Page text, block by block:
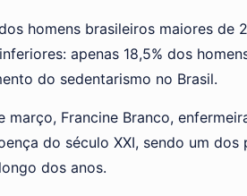
homens brasileiros maiores de
apenas 18,5% dos
do sedentarismo no Brasil.
Francine Branco,
do século XXI, sendo um dos
dos anos.